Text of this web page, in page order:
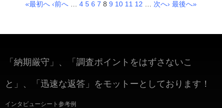
«最初へ ‹前へ 4 5 6 7 8 9 10 11 12 次へ› 最後へ»
「納期厳守」、「調査ポイントをはずさないこ
と」、「迅速な返答」をモットーとしております！
インタビューシート参考例